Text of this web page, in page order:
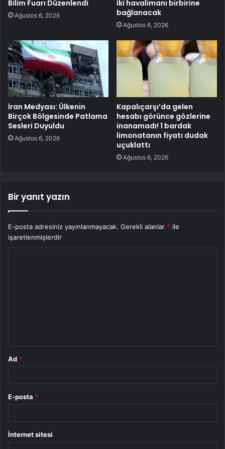
Bilim Fuarı Düzenlendi
Ağustos 6, 2026
İki havalimanı birbirine
bağlanacak
Ağustos 6, 2026
İran Medyası: Ülkenin
Birçok Bölgesinde Patlama
Sesleri Duyuldu
Ağustos 6, 2026
Kapalıçarşı’da gelen
hesabı görünce gözlerine
inanamadı! 1 bardak
limonatanın fiyatı dudak
uçuklattı
Ağustos 6, 2026
Bir yanıt yazın
E-posta adresiniz yayınlanmayacak. Gerekli alanlar * ile
işaretlenmişlerdir
Ad *
E-posta *
İnternet sitesi